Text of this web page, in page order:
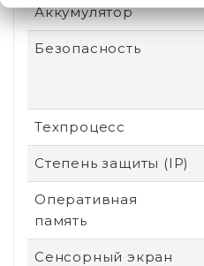
Аккумулятор
Безопасность
Техпроцесс
Степень защиты (IP)
Оперативная
память
Сенсорный экран